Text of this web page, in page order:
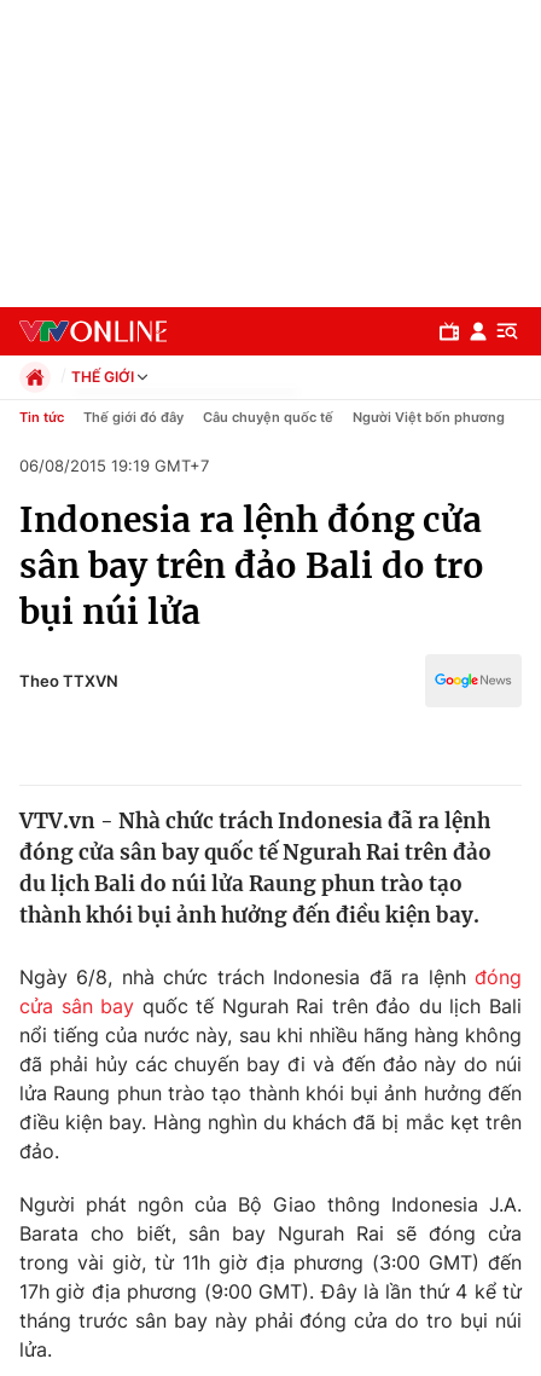
Chuyên mục
Chính trị
Xã hội
Pháp luật
Thế giới
Tin tức
Thế giới đó đây
Câu chuyện quốc tế
Kinh tế
Thị trường
Góc doanh nghiệp
Dữ liệu và đời sống
Truyền hình
Phim VTV
Hậu trường
Khán giả
Giải sao mai
Giải trí
Điện ảnh
Âm nhạc
Sao
Du lịch
Làm đẹp
Chất lượng cuộc sống
Giáo dục
Tuyển sinh
Học trực tuyến
Công nghệ
THẾ GIỚI
Chính trị
Pháp luật
Kinh tế
Thể thao
Truyền hình
Văn hóa - Giải trí
Tin tức Thế giới đó đây Câu chuyện quốc tế Người Việt bốn phương
06/08/2015 19:19 GMT+7
Indonesia ra lệnh đóng cửa
sân bay trên đảo Bali do tro
bụi núi lửa
Theo TTXVN
VTV.vn - Nhà chức trách Indonesia đã ra lệnh
đóng cửa sân bay quốc tế Ngurah Rai trên đảo
du lịch Bali do núi lửa Raung phun trào tạo
thành khói bụi ảnh hưởng đến điều kiện bay.
Ngày 6/8, nhà chức trách Indonesia đã ra lệnh đóng
cửa sân bay quốc tế Ngurah Rai trên đảo du lịch Bali
nổi tiếng của nước này, sau khi nhiều hãng hàng không
đã phải hủy các chuyến bay đi và đến đảo này do núi
lửa Raung phun trào tạo thành khói bụi ảnh hưởng đến
điều kiện bay. Hàng nghìn du khách đã bị mắc kẹt trên
đảo.
Người phát ngôn của Bộ Giao thông Indonesia J.A.
Barata cho biết, sân bay Ngurah Rai sẽ đóng cửa
trong vài giờ, từ 11h giờ địa phương (3:00 GMT) đến
17h giờ địa phương (9:00 GMT). Đây là lần thứ 4 kể từ
tháng trước sân bay này phải đóng cửa do tro bụi núi
lửa.